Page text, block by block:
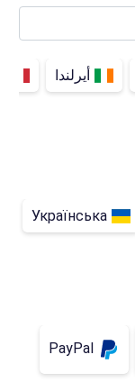
أيرلندا
Українська
PayPal